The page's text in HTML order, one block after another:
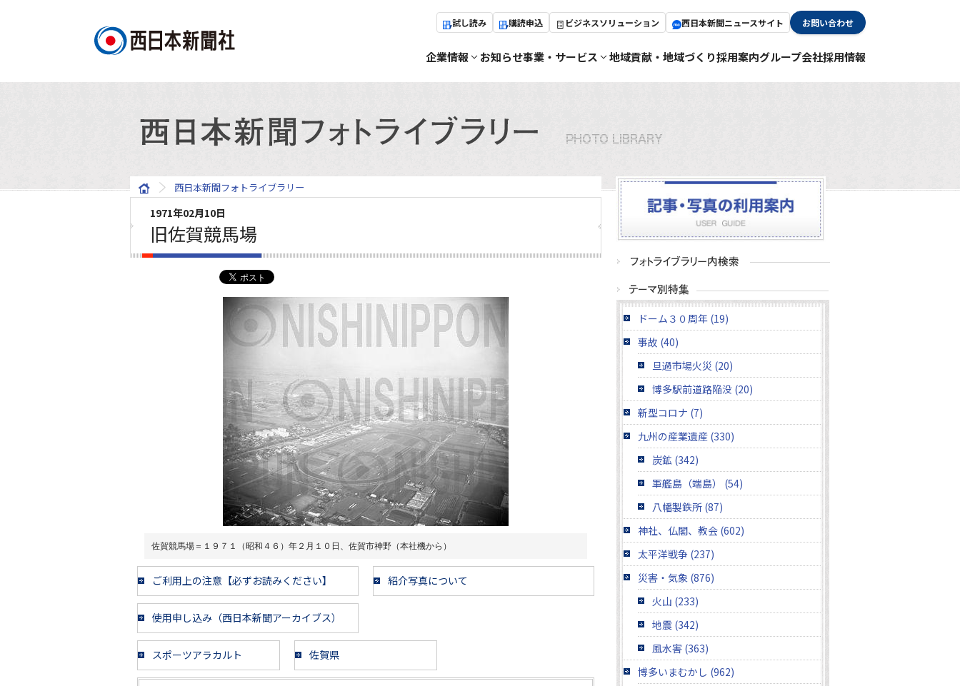
試し読み 購読申込 ビジネスソリューション 西日本新聞ニュースサイト お問い合わせ
企業情報 お知らせ事業・サービス 地域貢献・地域づくり採用案内グループ会社採用情報
西日本新聞フォトライブラリー
1971年02月10日
旧佐賀競馬場
佐賀競馬場＝１９７１（昭和４６）年２月１０日、佐賀市神野（本社機から）
ご利用上の注意【必ずお読みください】 紹介写真について
使用申し込み（西日本新聞アーカイブス）
スポーツアラカルト 佐賀県
ドーム３０周年 (19)
事故 (40)
旦過市場火災 (20)
博多駅前道路陥没 (20)
新型コロナ (7)
九州の産業遺産 (330)
炭鉱 (342)
軍艦島（端島） (54)
八幡製鉄所 (87)
神社、仏閣、教会 (602)
太平洋戦争 (237)
災害・気象 (876)
火山 (233)
地震 (342)
風水害 (363)
博多いまむかし (962)